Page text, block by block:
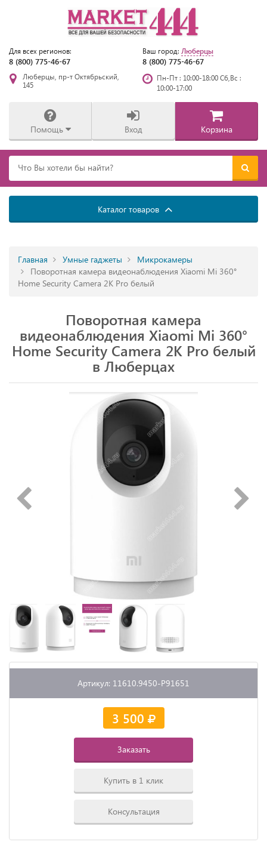
Для всех регионов:
8 (800) 775-46-67
Ваш город: Люберцы
8 (800) 775-46-67
Люберцы, пр-т Октябрьский,
145
Пн-Пт : 10:00-18:00 Сб,Вс :
10:00-17:00
Помощь Вход Корзина
Каталог товаров
Главная Умные гаджеты
Микрокамеры
Поворотная камера видеонаблюдения Xiaomi Mi 360°
Home Security Camera 2K Pro белый
Поворотная камера
видеонаблюдения Xiaomi Mi 360°
Home Security Camera 2K Pro белый
в Люберцах
Артикул: 11610.9450-P91651
3 500
Заказать
Купить в 1 клик
Консультация